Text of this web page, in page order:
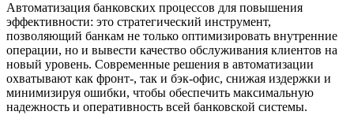
Автоматизация банковских процессов для повышения
эффективности: это стратегический инструмент,
позволяющий банкам не только оптимизировать внутренние
операции, но и вывести качество обслуживания клиентов на
новый уровень. Современные решения в автоматизации
охватывают как фронт-, так и бэк-офис, снижая издержки и
минимизируя ошибки, чтобы обеспечить максимальную
надежность и оперативность всей банковской системы.